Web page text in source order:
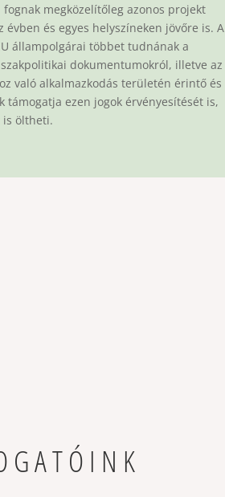
megközelítőleg azonos projekt
és egyes helyszíneken jövőre is. A
állampolgárai többet tudnának a
dokumentumokról, illetve az
való alkalmazkodás területén érintő és
támogatja ezen jogok érvényesítését is,
is öltheti.